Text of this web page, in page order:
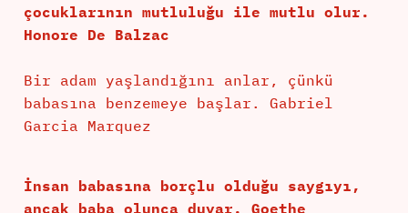
çocuklarının mutluluğu ile mutlu olur.
Honore De Balzac
Bir adam yaşlandığını anlar, çünkü
babasına benzemeye başlar. Gabriel
Garcia Marquez
İnsan babasına borçlu olduğu saygıyı,
ancak baba olunca duyar. Goethe